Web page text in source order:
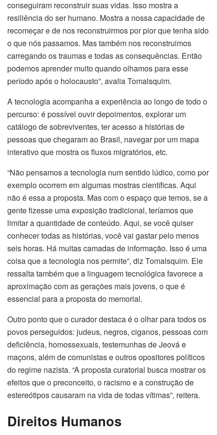
conseguiram reconstruir suas vidas. Isso mostra a
resiliência do ser humano. Mostra a nossa capacidade de
recomeçar e de nos reconstruirmos por pior que tenha sido
o que nós passamos. Mas também nos reconstruimos
carregando os traumas e todas as consequências. Então
podemos aprender muito quando olhamos para esse
período após o holocausto”, avalia Tomalsquim.
A tecnologia acompanha a experiência ao longo de todo o
percurso: é possível ouvir depoimentos, explorar um
catálogo de sobreviventes, ter acesso a histórias de
pessoas que chegaram ao Brasil, navegar por um mapa
interativo que mostra os fluxos migratórios, etc.
“Não pensamos a tecnologia num sentido lúdico, como por
exemplo ocorrem em algumas mostras científicas. Aqui
não é essa a proposta. Mas com o espaço que temos, se a
gente fizesse uma exposição tradicional, teríamos que
limitar a quantidade de conteúdo. Aqui, se você quiser
conhecer todas as histórias, você vai gastar pelo menos
seis horas. Há muitas camadas de informação. Isso é uma
coisa que a tecnologia nos permite”, diz Tomalsquim. Ele
ressalta também que a linguagem tecnológica favorece a
aproximação com as gerações mais jovens, o que é
essencial para a proposta do memorial.
Outro ponto que o curador destaca é o olhar para todos os
povos perseguidos: judeus, negros, ciganos, pessoas com
deficiência, homossexuais, testemunhas de Jeová e
maçons, além de comunistas e outros opositores políticos
do regime nazista. “A proposta curatorial busca mostrar os
efeitos que o preconceito, o racismo e a construção de
estereótipos causaram na vida de todas vítimas”, reitera.
Direitos Humanos